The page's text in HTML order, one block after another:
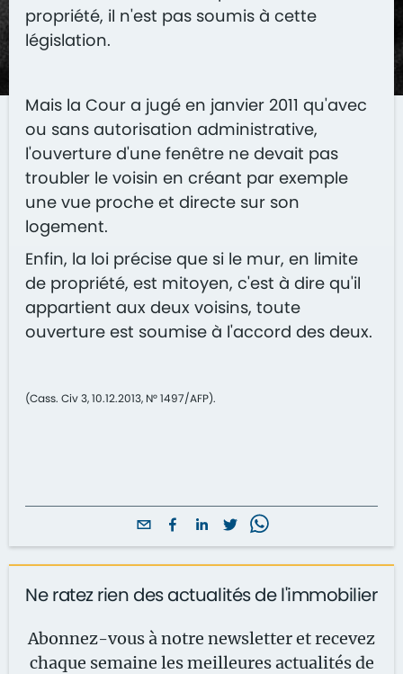
propriété, il n'est pas soumis à cette
législation.
Mais la Cour a jugé en janvier 2011 qu'avec
ou sans autorisation administrative,
l'ouverture d'une fenêtre ne devait pas
troubler le voisin en créant par exemple
une vue proche et directe sur son
logement.
Enfin, la loi précise que si le mur, en limite
de propriété, est mitoyen, c'est à dire qu'il
appartient aux deux voisins, toute
ouverture est soumise à l'accord des deux.
(Cass. Civ 3, 10.12.2013, N° 1497/AFP).
Ne ratez rien des actualités de l'immobilier
Abonnez-vous à notre newsletter et recevez
chaque semaine les meilleures actualités de